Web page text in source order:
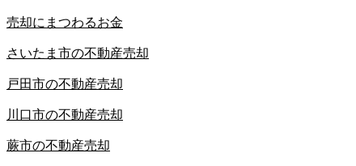
売却にまつわるお金
さいたま市の不動産売却
戸田市の不動産売却
川口市の不動産売却
蕨市の不動産売却